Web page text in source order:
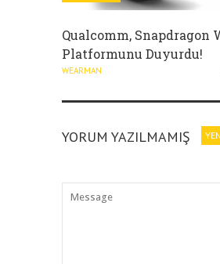
Qualcomm, Snapdragon
Platformunu Duyurdu!
WEARMAN
YORUM YAZILMAMIŞ